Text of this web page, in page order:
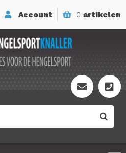
0 artikelen
Account